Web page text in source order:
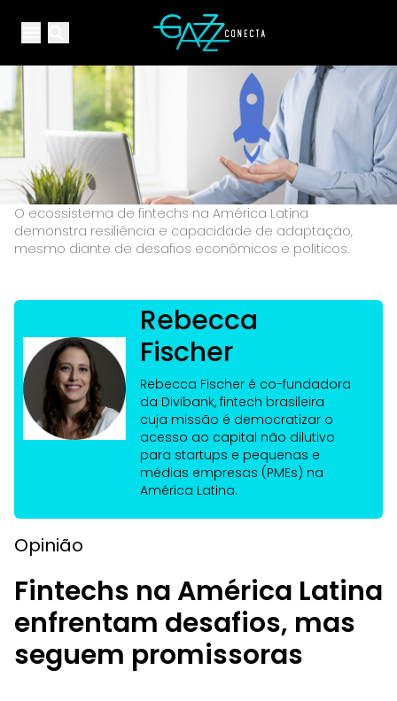
Open main menuYour Company
O ecossistema de fintechs na América Latina
demonstra resiliência e capacidade de adaptação,
mesmo diante de desafios econômicos e políticos.
Rebecca
Fischer
Rebecca Fischer é co-fundadora
da Divibank, fintech brasileira
cuja missão é democratizar o
acesso ao capital não dilutivo
para startups e pequenas e
médias empresas (PMEs) na
América Latina.
Opinião
Fintechs na América Latina
enfrentam desafios, mas
seguem promissoras